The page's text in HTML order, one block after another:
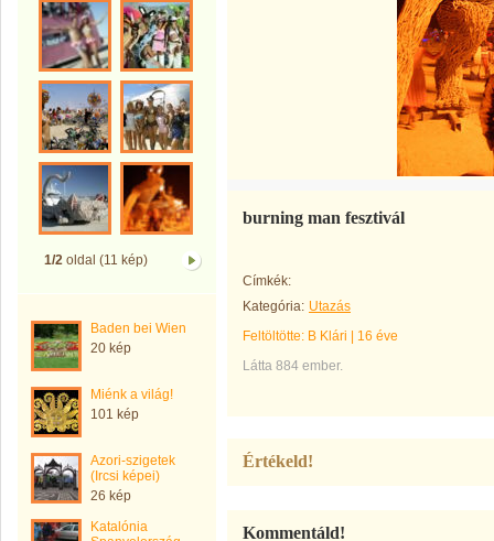
1/2 oldal (11 kép)
Baden bei Wien
20 kép
Miénk a világ!
101 kép
Azori-szigetek
(Ircsi képei)
26 kép
Katalónia
burning man fesztivál
Címkék:
Kategória: Utazás
Feltöltötte: B Klári
16 éve
Látta 884 ember.
Értékeld!
Kommentáld!